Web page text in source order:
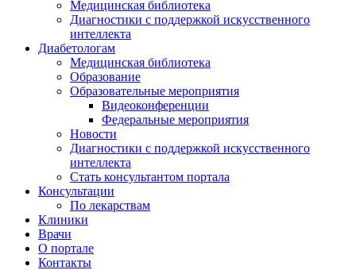
Медицинская библиотека
Диагностики с поддержкой искусственного
интеллекта
Диабетологам
Медицинская библиотека
Образование
Образовательные мероприятия
Видеоконференции
Федеральные мероприятия
Новости
Диагностики с поддержкой искусственного
интеллекта
Стать консультантом портала
Консультации
По лекарствам
Клиники
Врачи
О портале
Контакты